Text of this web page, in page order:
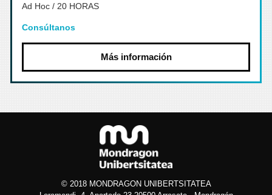
Ad Hoc / 20 HORAS
Consúltanos
Más información
© 2018 MONDRAGON UNIBERTSITATEA